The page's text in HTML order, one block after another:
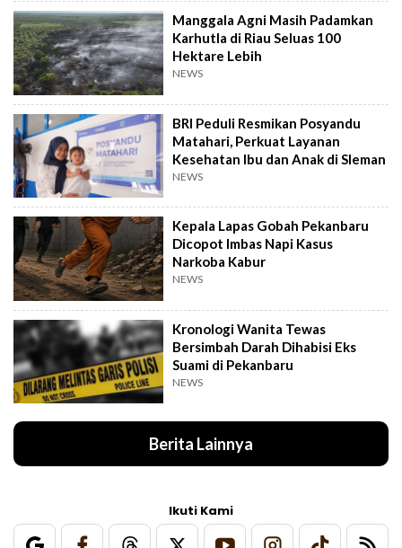
Manggala Agni Masih Padamkan
Karhutla di Riau Seluas 100
Hektare Lebih
NEWS
BRI Peduli Resmikan Posyandu
Matahari, Perkuat Layanan
Kesehatan Ibu dan Anak di Sleman
NEWS
Kepala Lapas Gobah Pekanbaru
Dicopot Imbas Napi Kasus
Narkoba Kabur
NEWS
Kronologi Wanita Tewas
Bersimbah Darah Dihabisi Eks
Suami di Pekanbaru
NEWS
Berita Lainnya
Ikuti Kami